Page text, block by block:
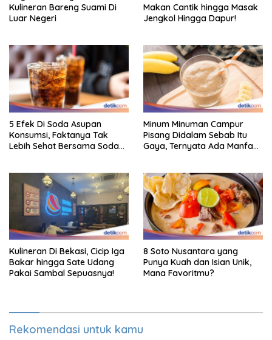
Kulineran Bareng Suami Di
Luar Negeri
Makan Cantik hingga Masak
Jengkol Hingga Dapur!
5 Efek Di Soda Asupan
Konsumsi, Faktanya Tak
Lebih Sehat Bersama Soda
Minum Minuman Campur
Pisang Didalam Sebab Itu
Gaya, Ternyata Ada Manfaat
Kulineran Di Bekasi, Cicip Iga
Bakar hingga Sate Udang
Pakai Sambal Sepuasnya!
8 Soto Nusantara yang
Punya Kuah dan Isian Unik,
Mana Favoritmu?
Rekomendasi untuk kamu